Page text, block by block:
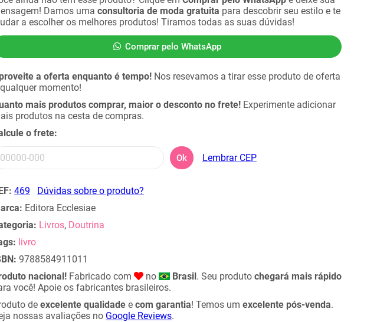
Damos uma consultoria de moda gratuita para descobrir seu estilo e te
a escolher os melhores produtos! Tiramos todas as suas dúvidas!
Comprar pelo WhatsApp
a oferta enquanto é tempo! Nos resevamos a tirar esse produto de oferta
momento!
mais produtos comprar, maior o desconto no frete! Experimente adicionar
produtos na cesta de compras.
o frete:
Ok Lembrar CEP
469
Dúvidas sobre o produto?
Editora Ecclesiae
Livros, Doutrina
livro
9788584911011
nacional! Fabricado com no Brasil. Seu produto chegará mais rápido
você! Apoie os fabricantes brasileiros.
de excelente qualidade e com garantia! Temos um excelente pós-venda.
nossas avaliações no Google Reviews.